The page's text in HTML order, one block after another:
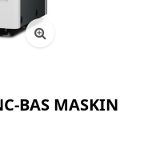
BAS MASKIN